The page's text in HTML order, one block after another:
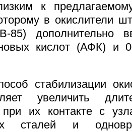
к
в окислители
дополнительно
кислот (АФК) и
стабилизации
увеличить
при их контакте с
сталей и